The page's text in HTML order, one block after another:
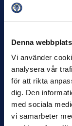
Denna
Vi använder
analysera vår
för att rikta
dig. Den
med sociala
vi samarbeter